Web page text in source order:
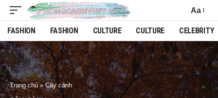
Aa
FASHION FASHION CULTURE CULTURE CELEBRITY
Trang chủ»Cây cảnh